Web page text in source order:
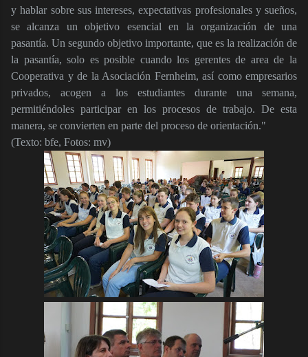
y hablar sobre sus intereses, expectativas profesionales y sueños,
se alcanza un objetivo esencial en la organización de una
pasantía. Un segundo objetivo importante, que es la realización de
la pasantía, solo es posible cuando los gerentes de area de la
Cooperativa y de la Asociación Fernheim, así como empresarios
privados, acogen a los estudiantes durante una semana,
permitiéndoles participar en los procesos de trabajo. De esta
manera, se convierten en parte del proceso de orientación."
(Texto: bfe, Fotos: mv)